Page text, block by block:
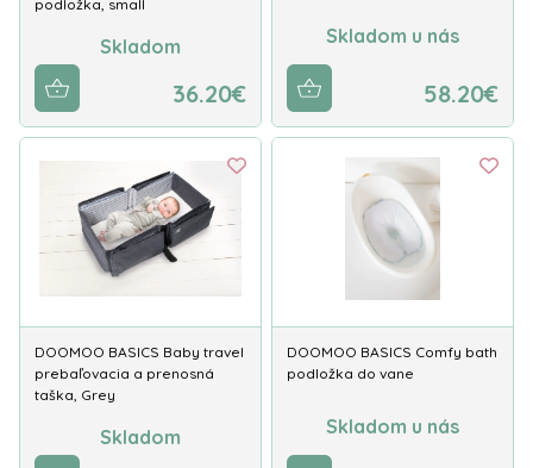
podložka, small
Skladom
36.20€
Skladom u nás
58.20€
DOOMOO BASICS Baby travel
prebaľovacia a prenosná
taška, Grey
Skladom
DOOMOO BASICS Comfy bath
podložka do vane
Skladom u nás